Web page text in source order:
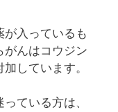
入っているも
がんはコウジン
しています。
ている方は、